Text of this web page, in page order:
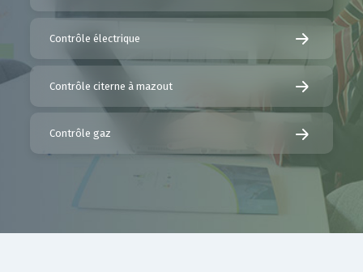
Contrôle électrique
Contrôle citerne à mazout
Contrôle gaz